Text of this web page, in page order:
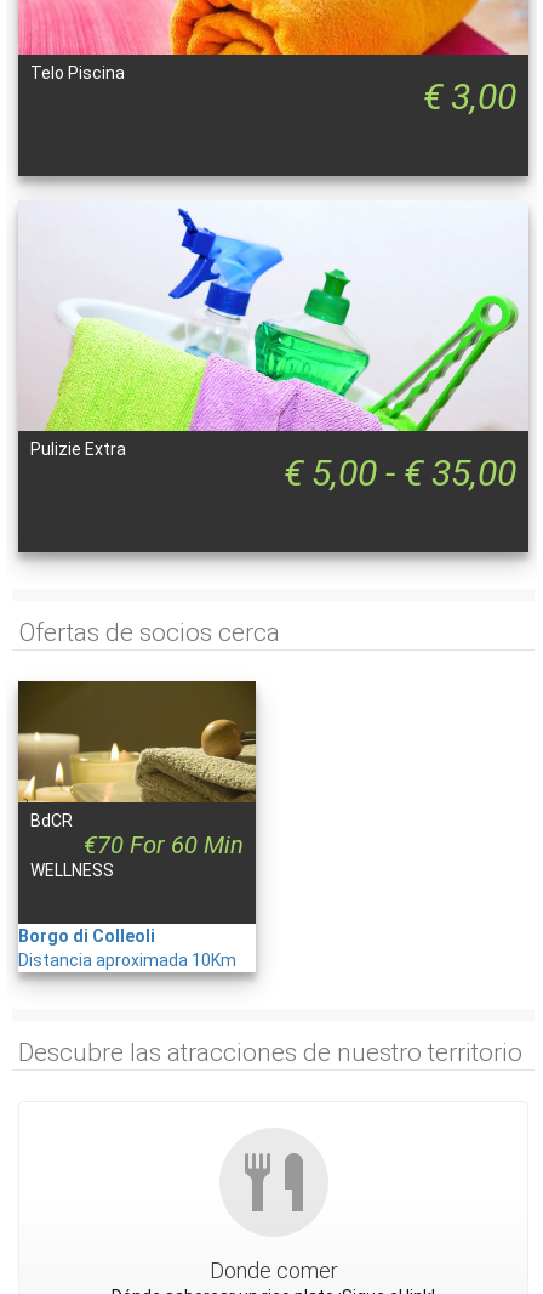
€ 3,00
Telo Piscina
€ 5,00 - € 35,00
Pulizie Extra
Ofertas de socios cerca
€70 For 60 Min
BdCR
WELLNESS
Borgo di Colleoli
Distancia aproximada 10Km
Descubre las atracciones de nuestro territorio
Donde comer